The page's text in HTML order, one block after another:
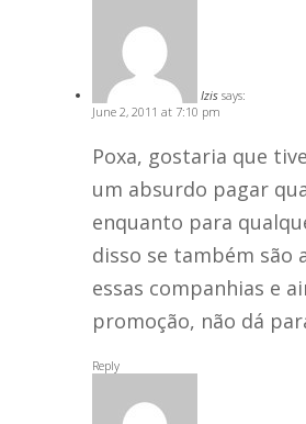
Izis says:
June 2, 2011 at 7:10 pm
Poxa, gostaria que
um absurdo pagar
enquanto para
disso se também são
essas companhias e
promoção, não dá
Reply